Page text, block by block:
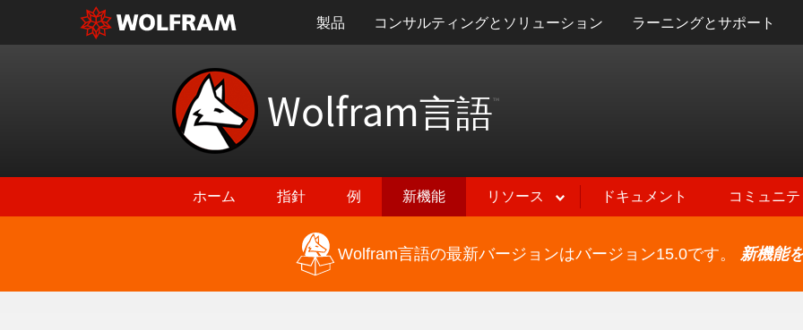
製品 コンサルティングとソリューション ラーニングとサポート
Wolfram言語™
ホーム 指針 例 新機能 リソース ドキュメント コミュニテ
Wolfram言語の最新バージョンはバージョン15.0です。 新機能